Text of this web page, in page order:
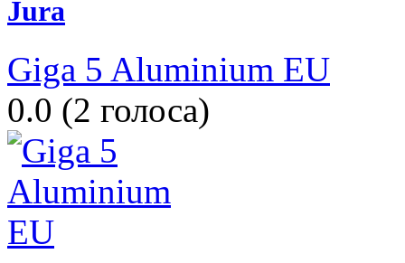
Jura
Giga 5 Aluminium EU
0.0 (2 голоса)